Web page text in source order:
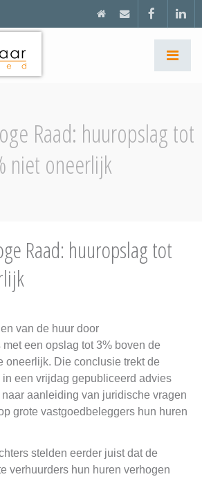
Raad: huuropslag tot
niet oneerlijk
Raad: huuropslag tot
van de huur door
een opslag tot 3% boven de
oneerlijk. Die conclusie trekt de
een vrijdag gepubliceerd advies
aanleiding van juridische vragen
grote vastgoedbeleggers hun huren
stelden eerder juist dat de
verhuurders hun huren verhogen